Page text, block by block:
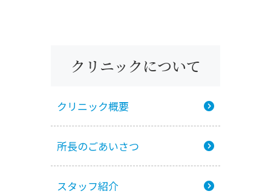
クリニックについて
クリニック概要
所長のごあいさつ
スタッフ紹介